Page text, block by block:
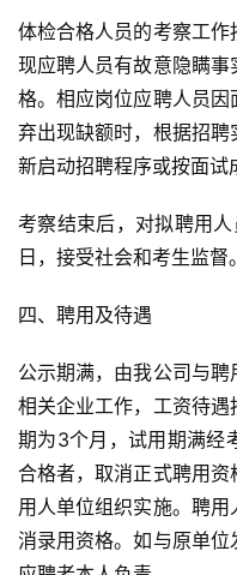
体检合格人员的考察工
现应聘人员有故意隐瞒
格。相应岗位应聘人员
弃出现缺额时，根据招
新启动招聘程序或按面试
考察结束后，对拟聘用
日，接受社会和考生监督。
四、聘用及待遇
公示期满，由我公司与
相关企业工作，工资待遇
期为3个月，试用期满经
合格者，取消正式聘用
用人单位组织实施。聘
消录用资格。如与原单